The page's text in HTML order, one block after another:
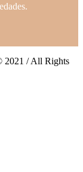
2021 / All Rights